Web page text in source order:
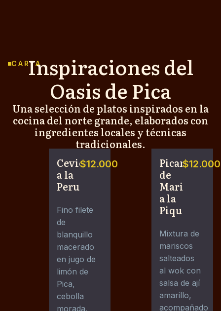
CARTAInspiraciones del
Oasis de Pica
Una selección de platos inspirados en la
cocina del norte grande, elaborados con
ingredientes locales y técnicas
tradicionales.
Ceviche
a la
Peruana
$12.000
Fino filete
de
blanquillo
macerado
en jugo de
limón de
Pica,
cebolla
morada,
Picante
de
Marisco
a la
Piqueña
$12.000
Mixtura de
mariscos
salteados
al wok con
salsa de ají
amarillo,
acompañado